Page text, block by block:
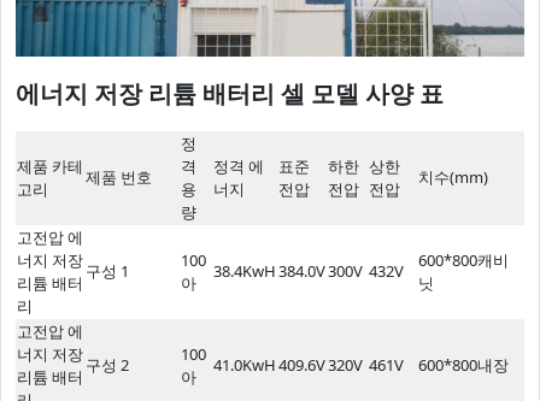
에너지 저장 리튬 배터리 셀 모델 사양 표
제품 카테
고리
제품 번호
정
격
용
량
정격 에
너지
표준
전압
하한
전압
상한
전압
치수(mm)
고전압 에
너지 저장
리튬 배터
리
구성 1
100
아
38.4KwH384.0V300V 432V
600*800캐비
닛
고전압 에
너지 저장
리튬 배터
구성 2
100
아
41.0KwH409.6V320V 461V 600*800내장